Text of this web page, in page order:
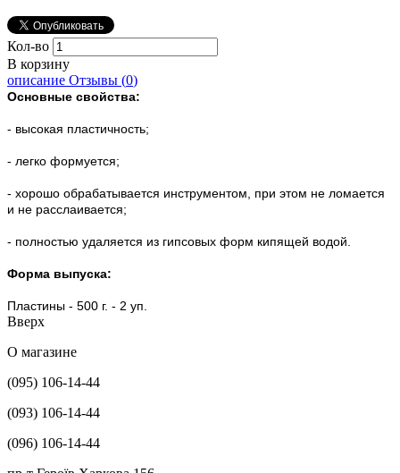
Кол-во
В корзину
описание Отзывы (0)
Основные свойства:
- высокая пластичность;
- легко формуется;
- хорошо обрабатывается инструментом, при этом не ломается
и не расслаивается;
- полностью удаляется из гипсовых форм кипящей водой.
Форма выпуска:
Пластины - 500 г. - 2 уп.
Вверх
О магазине
(095) 106-14-44
(093) 106-14-44
(096) 106-14-44